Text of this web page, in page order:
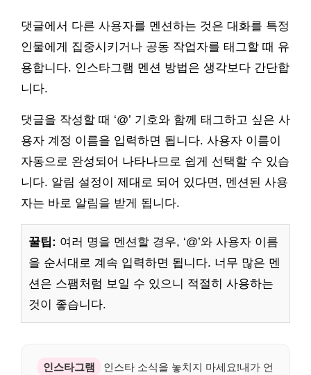
댓글에서 다른 사용자를 멘션하는 것은 대화를 특정
인물에게 집중시키거나 공동 작업자를 태그할 때 유
용합니다. 인스타그램 멘션 방법은 생각보다 간단합
니다.
댓글을 작성할 때 ‘@’ 기호와 함께 태그하고 싶은 사
용자 계정 이름을 입력하면 됩니다. 사용자 이름이
자동으로 완성되어 나타나므로 쉽게 선택할 수 있습
니다. 알림 설정이 제대로 되어 있다면, 멘션된 사용
자는 바로 알림을 받게 됩니다.
꿀팁: 여러 명을 멘션할 경우, ‘@’와 사용자 이름
을 순서대로 계속 입력하면 됩니다. 너무 많은 멘
션은 스팸처럼 보일 수 있으니 적절히 사용하는
것이 좋습니다.
인스타그램
인스타 소식을 놓치지 마세요!내가 언